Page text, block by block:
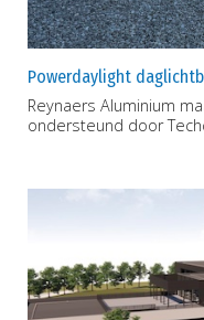
Powerdaylight
Reynaers Aluminium
ondersteund door